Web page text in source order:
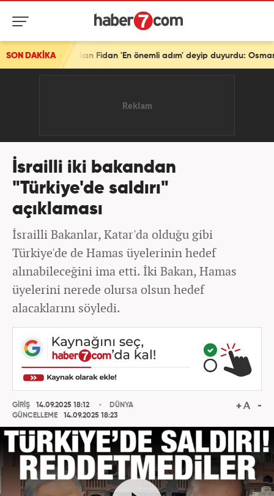
SON DAKİKA Türkiye'den tarihi mesaj! Bakan Fidan 'En önemli adım' deyip duyurdu: Osmanlı'dan beri...
İsrailli iki bakandan
"Türkiye'de saldırı"
açıklaması
İsrailli Bakanlar, Katar'da olduğu gibi
Türkiye'de de Hamas üyelerinin hedef
alınabileceğini ima etti. İki Bakan, Hamas
üyelerini nerede olursa olsun hedef
alacaklarını söyledi.
GİRİŞ
14.09.2025 18:12
GÜNCELLEME
14.09.2025 18:23
DÜNYA